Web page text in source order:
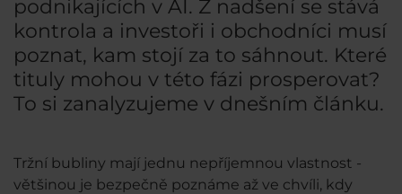
podnikajících v AI. Z nadšení se stává
kontrola a investoři i obchodníci musí
poznat, kam stojí za to sáhnout. Které
tituly mohou v této fázi prosperovat?
To si zanalyzujeme v dnešním článku.
Tržní bubliny mají jednu nepříjemnou vlastnost -
většinou je bezpečně poznáme až ve chvíli, kdy